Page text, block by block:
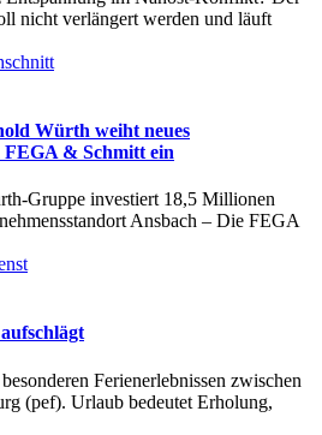
nicht verlängert werden und läuft
Würth weiht neues
FEGA & Schmitt ein
Gruppe investiert 18,5 Millionen
Ansbach – Die FEGA
Ferienerlebnissen zwischen
(pef). Urlaub bedeutet Erholung,